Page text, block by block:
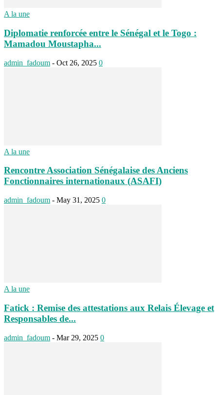
A la une
Diplomatie renforcée entre le Sénégal et le Togo :
Mamadou Moustapha...
admin_fadoum - Oct 26, 2025 0
A la une
Rencontre Association Sénégalaise des Anciens
Fonctionnaires internationaux (ASAFI)
admin_fadoum - May 31, 2025 0
A la une
Fatick : Remise des attestations aux Relais Élevage et
Responsables de...
admin_fadoum - Mar 29, 2025 0